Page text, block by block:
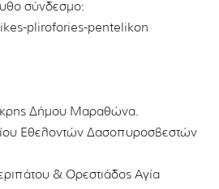
σύνδεσμο:
plirofories-pentelikon
Δήμου Μαραθώνα.
Εθελοντών Δασοπυροσβεστών
& Ορεστιάδος Αγία